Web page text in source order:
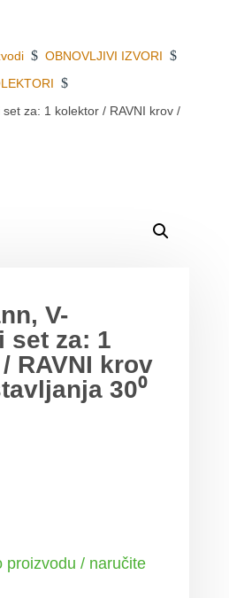
$ OBNOVLJIVI IZVORI $
$
za: 1 kolektor / RAVNI krov /
MOGLO BI VAS ZANIMATI
V-
set za: 1
RAVNI krov
30⁰
proizvodu / naručite